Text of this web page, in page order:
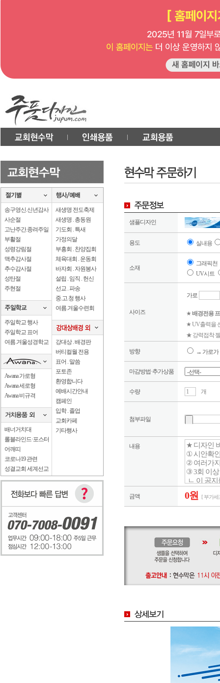
송구영신.신년감사
사순절
고난주간.종려주일
부활절
성령강림절
맥추감사절
추수감사절
성탄절
주현절
주일학교 행사
주일학교 표어
여름.겨울성경학교
Awana 가로형
Awana 세로형
Awana 비규격
배너거치대
롤블라인드·포스터
어깨띠
코로나19 관련
성결교회 세계선교
새생명 전도축제
새생명 . 총동원
기도회 . 특새
가정의달
부흥회 . 찬양집회
체육대회 . 운동회
바자회 . 자원봉사
설립 . 임직 . 헌신
선교 . 파송
중.고.청 행사
여름.겨울수련회
강대상 . 배경판
버티컬월 전용
표어 . 말씀
포토존
환영합니다
예배시간안내
캠페인
입학 . 졸업
교회카페
기타행사
샘플디자인
용도 실내용
소재
그래픽천
UV시트
사이즈
가로
★배경전용
★ UV출력을
★ 강력접착
방향 → 가로가
마감방법·추가상품
수량 개
첨부파일
내용
금액 0원 [ 부가세